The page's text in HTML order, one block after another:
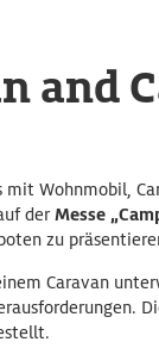
and
mit Wohnmobil,
derMesse
zu
Caravan